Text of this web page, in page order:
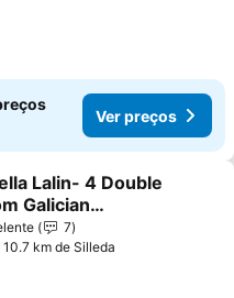
Ver preços
aos favoritos
Lalin- 4 Double
Galician
Home!
7
10.7 km de Silleda